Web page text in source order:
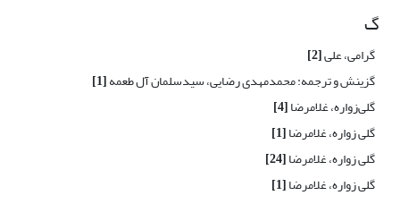
گ
گرامی، علی[2]
گزینش و ترجمه: محمدمهدی رضایی، سیدسلمان آل طعمه[1]
گلی‌زواره، غلامرضا[4]
گلی زواره، غلامرضا[1]
گلی زواره، غلامرضا[24]
گلی زواره، غلامرضا[1]